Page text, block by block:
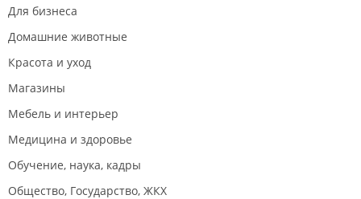
Для бизнеса
Домашние животные
Красота и уход
Магазины
Мебель и интерьер
Медицина и здоровье
Обучение, наука, кадры
Общество, Государство, ЖКХ